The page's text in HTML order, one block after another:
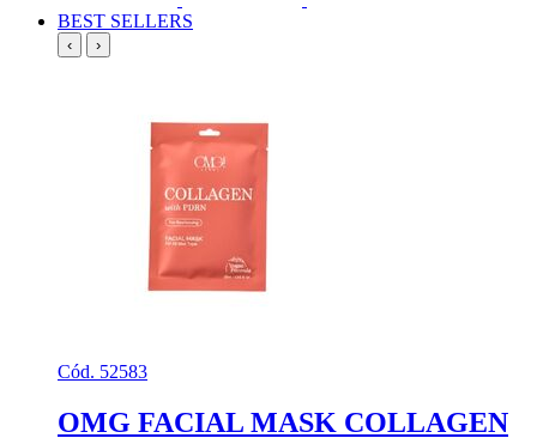
BEST SELLERS
‹ ›
Cód. 52583
OMG FACIAL MASK COLLAGEN